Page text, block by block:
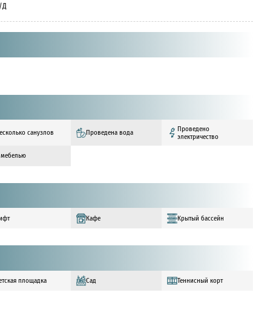
Д
санузлов Проведена вода
Проведено
электричество
Кафе Крытый бассейн
площадка Сад
Теннисный корт